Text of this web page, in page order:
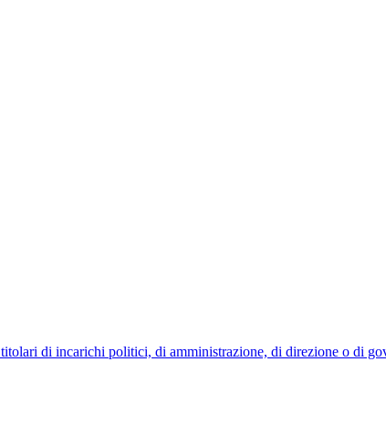
di incarichi politici, di amministrazione, di direzione o di